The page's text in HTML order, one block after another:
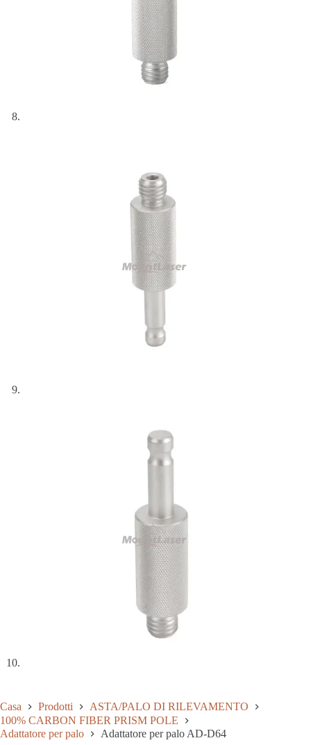
Casa Prodotti
ASTA/PALO DI RILEVAMENTO
100% CARBON FIBER PRISM POLE
Adattatore per palo
Adattatore per palo AD-D64